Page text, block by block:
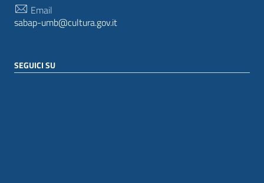
Email
sabap-umb@cultura.gov.it
SEGUICI SU